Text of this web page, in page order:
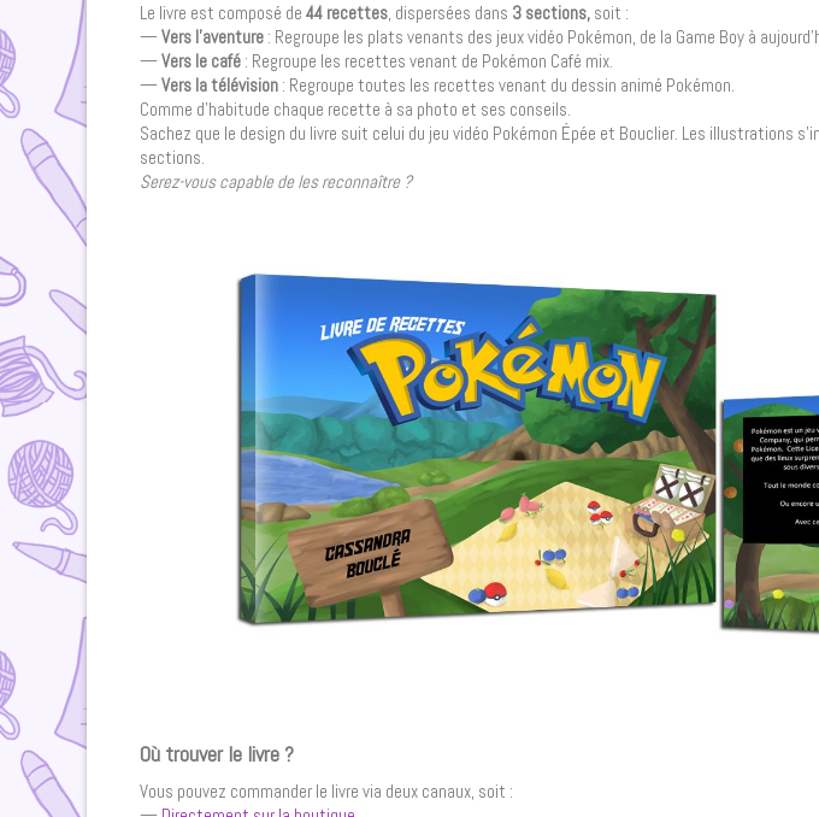
Le livre est composé de 44 recettes, dispersées dans 3 sections, soit :
—Vers l’aventure : Regroupe les plats venants des jeux vidéo Pokémon, de la Game Boy à
—Vers le café : Regroupe les recettes venant de Pokémon Café mix.
—Vers la télévision : Regroupe toutes les recettes venant du dessin animé Pokémon.
Comme d’habitude chaque recette à sa photo et ses conseils.
Sachez que le design du livre suit celui du jeu vidéo Pokémon Épée et Bouclier. Les illustrations
sections.
Serez-vous capable de les reconnaître ?
Où trouver le livre ?
Vous pouvez commander le livre via deux canaux, soit :